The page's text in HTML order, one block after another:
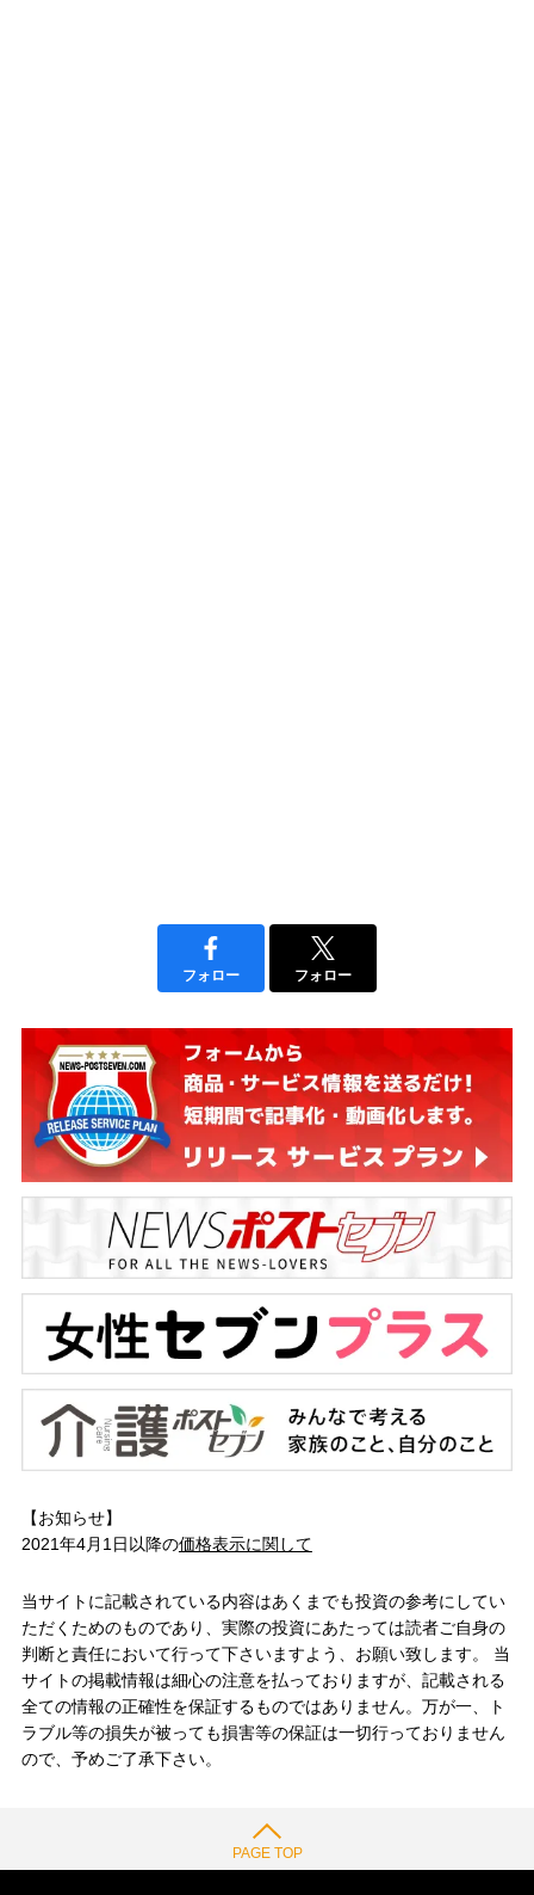
フォロー フォロー
【お知らせ】
2021年4月1日以降の価格表示に関して
当サイトに記載されている内容はあくまでも投資の参考にしてい
ただくためのものであり、実際の投資にあたっては読者ご自身の
判断と責任において行って下さいますよう、お願い致します。 当
サイトの掲載情報は細心の注意を払っておりますが、記載される
全ての情報の正確性を保証するものではありません。万が一、ト
ラブル等の損失が被っても損害等の保証は一切行っておりません
ので、予めご了承下さい。
PAGE TOP